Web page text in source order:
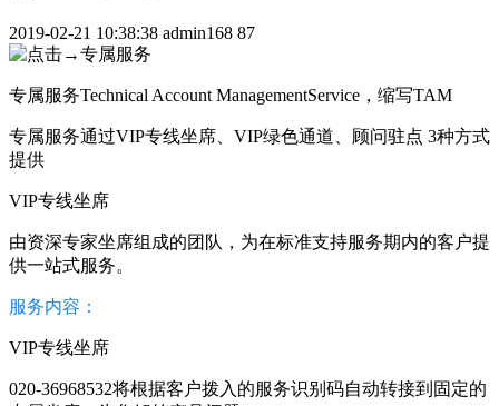
2019-02-21 10:38:38 admin168 87
专属服务Technical Account ManagementService，缩写TAM
专属服务通过VIP专线坐席、VIP绿色通道、顾问驻点 3种方式
提供
VIP专线坐席
由资深专家坐席组成的团队，为在标准支持服务期内的客户提
供一站式服务。
服务内容：
VIP专线坐席
020-36968532将根据客户拨入的服务识别码自动转接到固定的